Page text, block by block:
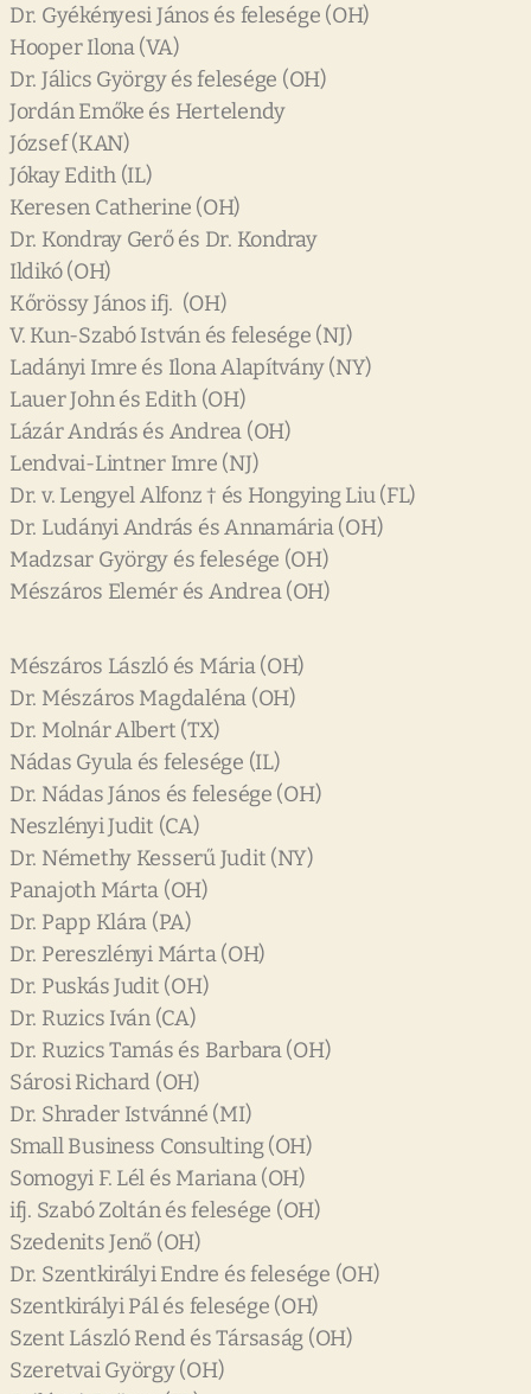
Dr. Gyékényesi János és felesége (OH)
Hooper Ilona (VA)
Dr. Jálics György és felesége (OH)
Jordán Emőke és Hertelendy
József (KAN)
Jókay Edith (IL)
Keresen Catherine (OH)
Dr. Kondray Gerő és Dr. Kondray
Ildikó (OH)
Kőrössy János ifj. (OH)
V. Kun-Szabó István és felesége (NJ)
Ladányi Imre és Ilona Alapítvány (NY)
Lauer John és Edith (OH)
Lázár András és Andrea (OH)
Lendvai-Lintner Imre (NJ)
Dr. v. Lengyel Alfonz † és Hongying Liu (FL)
Dr. Ludányi András és Annamária (OH)
Madzsar György és felesége (OH)
Mészáros Elemér és Andrea (OH)
Mészáros László és Mária (OH)
Dr. Mészáros Magdaléna (OH)
Dr. Molnár Albert (TX)
Nádas Gyula és felesége (IL)
Dr. Nádas János és felesége (OH)
Neszlényi Judit (CA)
Dr. Némethy Kesserű Judit (NY)
Panajoth Márta (OH)
Dr. Papp Klára (PA)
Dr. Pereszlényi Márta (OH)
Dr. Puskás Judit (OH)
Dr. Ruzics Iván (CA)
Dr. Ruzics Tamás és Barbara (OH)
Sárosi Richard (OH)
Dr. Shrader Istvánné (MI)
Small Business Consulting (OH)
Somogyi F. Lél és Mariana (OH)
ifj. Szabó Zoltán és felesége (OH)
Szedenits Jenő (OH)
Dr. Szentkirályi Endre és felesége (OH)
Szentkirályi Pál és felesége (OH)
Szent László Rend és Társaság (OH)
Szeretvai György (OH)